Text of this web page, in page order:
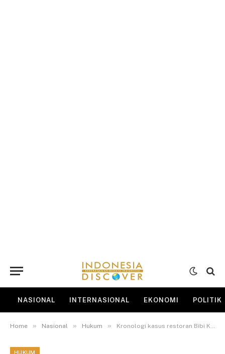
NASIONAL INTERNASIONAL EKONOMI POLITIK
Home » Nasional » Hukum » Kronologi kasus restoran Bibi Kelinci: CCTV curi dugaan pencurian, pemilik jadi tersangka
HUKUM